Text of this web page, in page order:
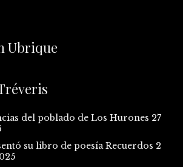
Ubrique
del poblado de Los Hurones 27
su libro de poesía Recuerdos 2